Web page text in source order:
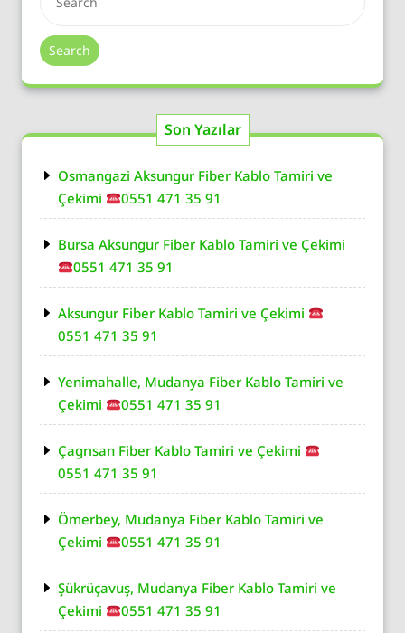
Search
Son Yazılar
Osmangazi Aksungur Fiber Kablo Tamiri ve
Çekimi
0551 471 35 91
Bursa Aksungur Fiber Kablo Tamiri ve Çekimi
0551 471 35 91
Aksungur Fiber Kablo Tamiri ve Çekimi
0551 471 35 91
Yenimahalle, Mudanya Fiber Kablo Tamiri ve
Çekimi
0551 471 35 91
Çagrısan Fiber Kablo Tamiri ve Çekimi
0551 471 35 91
Ömerbey, Mudanya Fiber Kablo Tamiri ve
Çekimi
0551 471 35 91
Şükrüçavuş, Mudanya Fiber Kablo Tamiri ve
Çekimi
0551 471 35 91